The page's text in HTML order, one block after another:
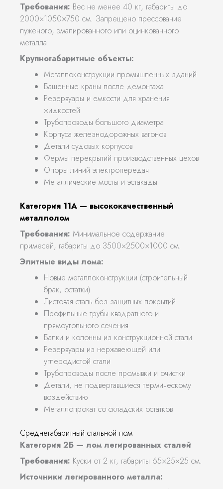
Требования: Вес не менее 40 кг, габариты до
2000×1050×750 см. Запрещено прессование
луженого, эмалированного или оцинкованного
металла.
Крупногабаритные объекты:
Металлоконструкции промышленных зданий
Башенные краны после демонтажа
Резервуары и емкости для хранения
жидкостей
Трубопроводы большого диаметра
Корпуса железнодорожных вагонов
Детали судовых корпусов
Фермы перекрытий производственных цехов
Опоры линий электропередач
Металлические мосты и эстакады
Категория 11А — высококачественный
металлолом
Требования: Минимальное содержание
примесей, габариты до 3500×2500×1000 см.
Элитные виды лома:
Новые металлоконструкции (строительный
брак, остатки)
Листовая сталь без защитных покрытий
Профильные трубы квадратного и
прямоугольного сечения
Балки и колонны из конструкционной стали
Резервуары из нержавеющей или
углеродистой стали
Трубопроводы после промывки и очистки
Детали, не подвергавшиеся термическому
воздействию
Металлопрокат со складских остатков
Среднегабаритный стальной лом
Категория 2Б — лом легированных сталей
Требования: Куски от 2 кг, габариты 65×25×25 см.
Источники легированного металла: